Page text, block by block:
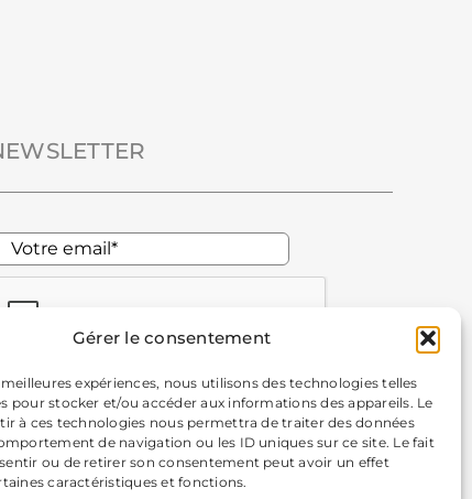
Gérer le consentement
expériences, nous utilisons des technologies telles
pour stocker et/ou accéder aux informations des appareils. Le
à ces technologies nous permettra de traiter des données
de navigation ou les ID uniques sur ce site. Le fait
ou de retirer son consentement peut avoir un effet
caractéristiques et fonctions.
En m'inscrivant à la newsletter, j'autorise la Mairie de
à collecter mes données personnelles pour recevoir
newsletter. Vous pourrez vous désabonner à tout moment.